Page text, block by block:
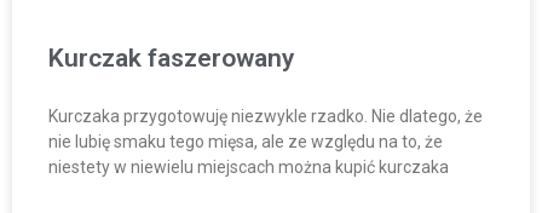
Kurczak faszerowany
Kurczaka przygotowuję niezwykle rzadko. Nie dlatego, że
nie lubię smaku tego mięsa, ale ze względu na to, że
niestety w niewielu miejscach można kupić kurczaka